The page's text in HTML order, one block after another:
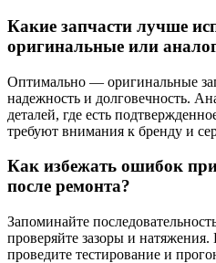
Какие запчасти лучше
оригинальные или
Оптимально — оригинальные
надежность и долговечность.
деталей, где есть
требуют внимания к бренду и
Как избежать ошибок
после ремонта?
Запоминайте
проверяйте зазоры и натяжения.
проведите тестирование и